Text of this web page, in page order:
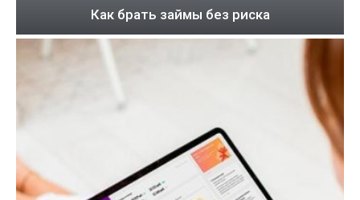
Как брать займы без риска